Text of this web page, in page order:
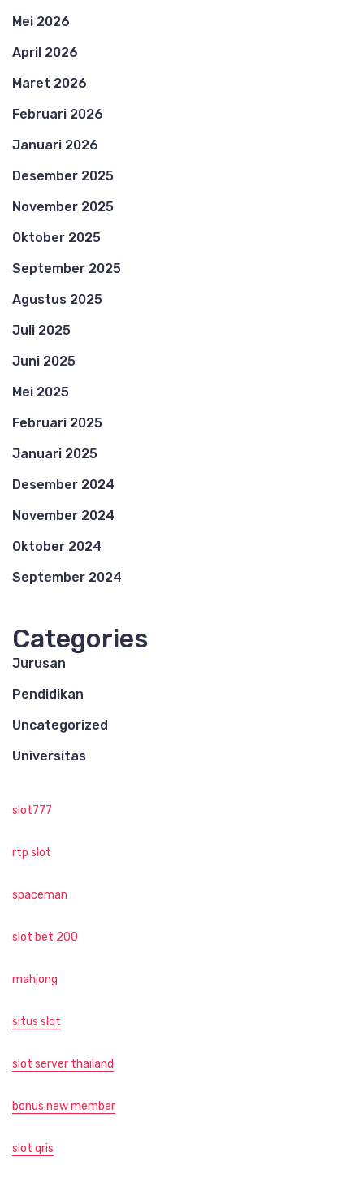
Mei 2026
April 2026
Maret 2026
Februari 2026
Januari 2026
Desember 2025
November 2025
Oktober 2025
September 2025
Agustus 2025
Juli 2025
Juni 2025
Mei 2025
Februari 2025
Januari 2025
Desember 2024
November 2024
Oktober 2024
September 2024
Categories
Jurusan
Pendidikan
Uncategorized
Universitas
slot777
rtp slot
spaceman
slot bet 200
mahjong
situs slot
slot server thailand
bonus new member
slot qris